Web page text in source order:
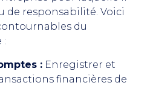
de responsabilité. Voici
du
:
: Enregistrer et
financières de